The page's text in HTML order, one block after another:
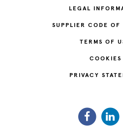
LEGAL
SUPPLIER CODE OF
TERMS OF
COOKIES
PRIVACY